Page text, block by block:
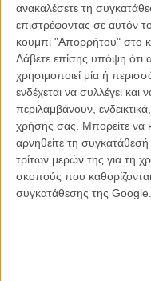
ανακαλέσετε τη
επιστρέφοντας σε αυτόν
κουμπί "Απορρήτου" στο
Λάβετε επίσης υπόψη ότι
χρησιμοποιεί μία ή
ενδέχεται να συλλέγει
περιλαμβάνουν,
χρήσης σας. Μπορείτε να
αρνηθείτε τη
τρίτων μερών της για τη
σκοπούς που
συγκατάθεσης της Google.